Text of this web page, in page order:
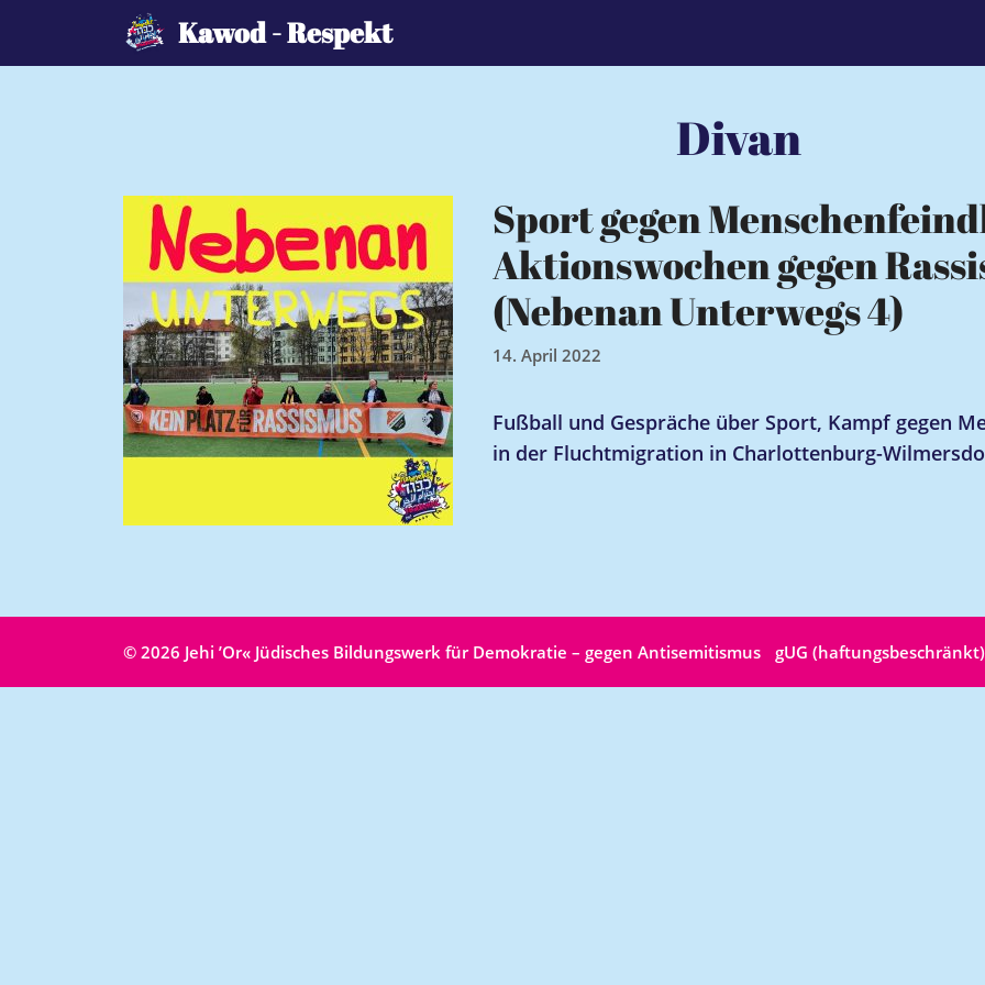
Kawod - Respekt
Divan
Sport gegen
Aktionswochen gegen
(Nebenan Unterwegs 4)
14. April 2022
Fußball und Gespräche über Sport, Kampf gegen
in der Fluchtmigration in Charlottenburg-
© 2026 Jehi ʼOr« Jüdisches Bildungswerk für Demokratie – gegen Antisemitismus gUG (haftungsbeschränkt)